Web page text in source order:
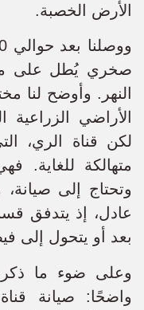
الأرض الخصبة.
صخري يُطل على
النهر. وأوضح لنا
الأراضي الزراعية
لكن قناة الري،
متهالكة للغاية.
وتحتاج إلى
عادل، إذ يتدفق
بعد أو يتحول إلى
وعلى ضوء ما
واضحًا: صيانة